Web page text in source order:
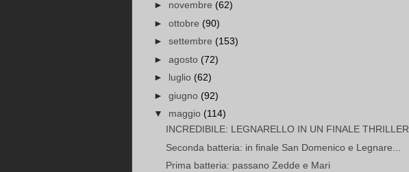
► novembre (62)
► ottobre (90)
► settembre (153)
► agosto (72)
► luglio (62)
► giugno (92)
▼ maggio (114)
INCREDIBILE: LEGNARELLO IN UN FINALE THRILLER
Seconda batteria: in finale San Domenico e Legnare...
Prima batteria: passano Zedde e Mari